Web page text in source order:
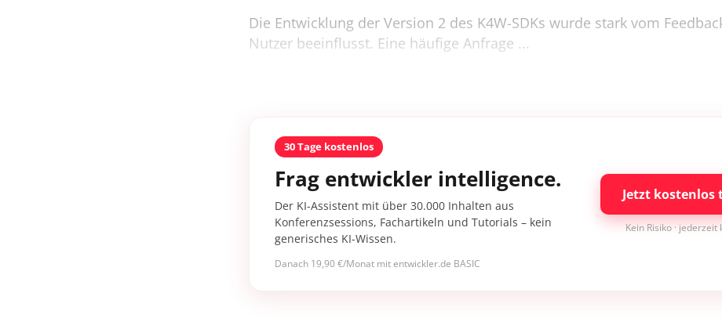
Die Entwicklung der Version 2 des K4W-SDKs wurde stark vom
Nutzer beeinflusst. Eine häufige Anfrage ...
30 Tage kostenlos
Frag entwickler intelligence.
Der KI-Assistent mit über 30.000 Inhalten aus
Konferenzsessions, Fachartikeln und Tutorials – kein
generisches KI-Wissen.
Danach 19,90 €/Monat mit entwickler.de BASIC
Jetzt kostenlos
Kein Risiko · jederzeit